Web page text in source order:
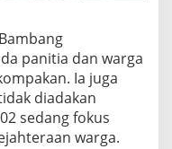
panitia dan warga
Ia juga
diadakan
sedang fokus
warga.